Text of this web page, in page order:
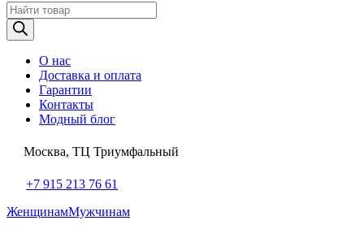
Поиск
товаров
О нас
Доставка и оплата
Гарантии
Контакты
Модный блог
Москва, ТЦ Триумфальный
+7 915 213 76 61
ЖенщинамМужчинам